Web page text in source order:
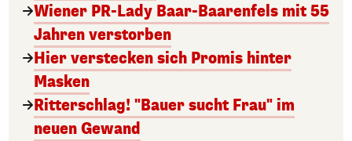
Wiener PR-Lady Baar-Baarenfels mit 55
Jahren verstorben
Hier verstecken sich Promis hinter
Masken
Ritterschlag! "Bauer sucht Frau" im
neuen Gewand